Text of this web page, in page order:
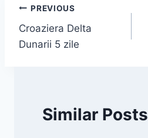
Navigare
în
PREVIOUS
Croaziera Delta
Dunarii 5 zile
Similar Posts